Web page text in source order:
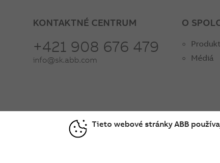
KONTAKTNÉ CENTRUM
+421 908 676 479
info@sk.abb.com
O
Médiá
Tieto webové stránky ABB